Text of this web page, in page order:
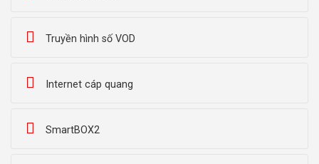
Truyền hình số VOD
Internet cáp quang
SmartBOX2